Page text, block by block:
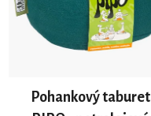
Pohankový taburet